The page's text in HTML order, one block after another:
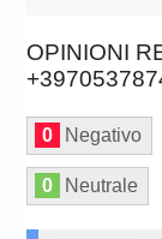
OPINIONI
0 Negativo
0 Neutrale